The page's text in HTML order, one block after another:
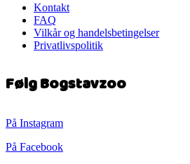
Kontakt
FAQ
Vilkår og handelsbetingelser
Privatlivspolitik
Følg Bogstavzoo
På Instagram
På Facebook